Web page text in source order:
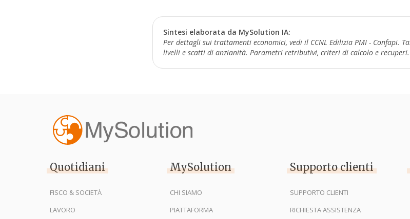
Sintesi elaborata da MySolution IA:
Per dettagli sui trattamenti economici, vedi il CCNL Edilizia PMI - Confapi.
livelli e scatti di anzianità. Parametri retributivi, criteri di calcolo e recuperi.
Quotidiani
FISCO & SOCIETÀ
LAVORO
MySolution
CHI SIAMO
PIATTAFORMA
Supporto clienti
SUPPORTO CLIENTI
RICHIESTA ASSISTENZA